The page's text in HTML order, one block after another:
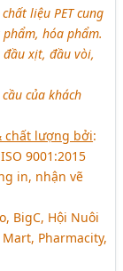
liệu PET cung
hóa phẩm.
xịt, đầu vòi,
của khách
chất lượng bởi:
9001:2015
in, nhận vẽ
BigC, Hội Nuôi
Pharmacity,